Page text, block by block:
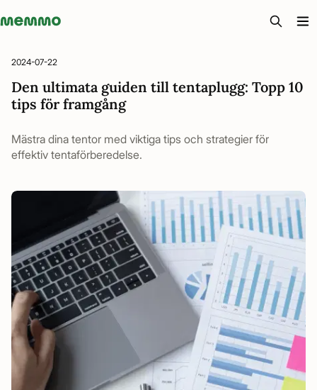
Memmo - AI-verktyg och digital kurslitteratur
2024-07-22
Den ultimata guiden till tentaplugg: Topp 10
tips för framgång
Mästra dina tentor med viktiga tips och strategier för
effektiv tentaförberedelse.